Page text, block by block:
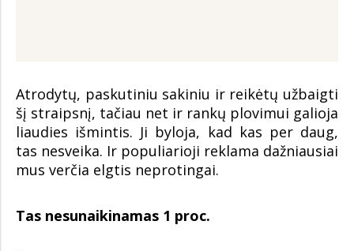
Atrodytų, paskutiniu sakiniu ir reikėtų užbaigti
šį straipsnį, tačiau net ir rankų plovimui galioja
liaudies išmintis. Ji byloja, kad kas per daug,
tas nesveika. Ir populiarioji reklama dažniausiai
mus verčia elgtis neprotingai.
Tas nesunaikinamas 1 proc.